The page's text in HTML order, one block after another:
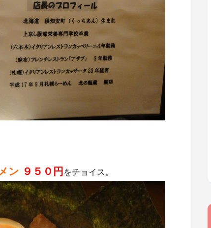
ン ９５０円 をチョイス。